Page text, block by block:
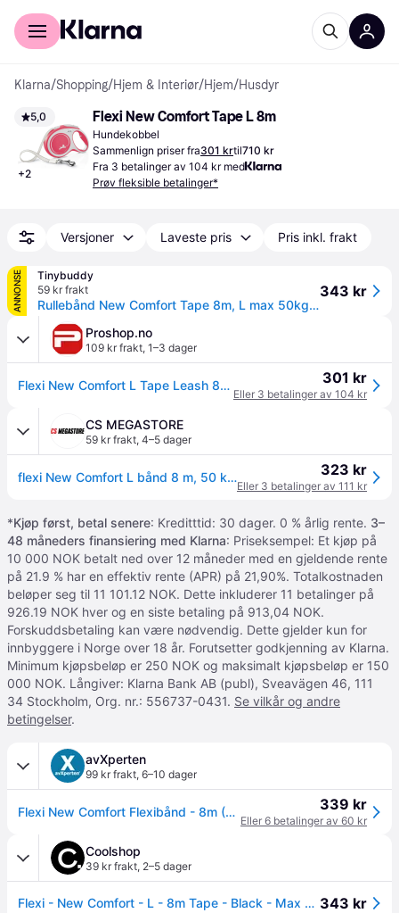
For kunder
Klarna/Shopping/Hjem & Interiør/Hjem/Husdyr
5,0
+2
Flexi New Comfort Tape L 8m
Hundekobbel
Sammenlign priser fra301 krtil710 kr
Fra 3 betalinger av 104 kr med
Prøv fleksible betalinger*
Versjoner Laveste pris Pris inkl. frakt
ANNONSE
Tinybuddy
59 kr frakt
Rullebånd New Comfort Tape 8m, L max 50kg, Svart
343 kr
Proshop.no
109 kr frakt, 1–3 dager
Flexi New Comfort L Tape Leash 8m 50kg Black 301 kr
Eller 3 betalinger av 104 kr
CS MEGASTORE
59 kr frakt, 4–5 dager
flexi New Comfort L bånd 8 m, 50 kg, sort 323 kr
Eller 3 betalinger av 111 kr
*Kjøp først, betal senere: Kreditttid: 30 dager. 0 % årlig rente. 3–
48 måneders finansiering med Klarna: Priseksempel: Et kjøp på
10 000 NOK betalt ned over 12 måneder med en gjeldende rente
på 21.9 % har en effektiv rente (APR) på 21,90%. Totalkostnaden
beløper seg til 11 101.12 NOK. Dette inkluderer 11 betalinger på
926.19 NOK hver og en siste betaling på 913,04 NOK.
Forskuddsbetaling kan være nødvendig. Dette gjelder kun for
innbyggere i Norge over 18 år. Forutsetter godkjenning av Klarna.
Minimum kjøpsbeløp er 250 NOK og maksimalt kjøpsbeløp er 150
000 NOK. Långiver: Klarna Bank AB (publ), Sveavägen 46, 111
34 Stockholm, Org. nr.: 556737-0431. Se vilkår og andre
betingelser.
avXperten
99 kr frakt, 6–10 dager
Flexi New Comfort Flexibånd - 8m (Opptil 50kg) - Svart 339 kr
Eller 6 betalinger av 60 kr
Coolshop
39 kr frakt, 2–5 dager
Flexi - New Comfort - L - 8m Tape - Black - Max 50Kg 343 kr